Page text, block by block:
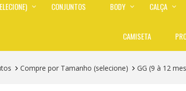
CONJUNTOS BODY CALÇA
CAMISETA
Compre por Tamanho (selecione) GG (9 à 12